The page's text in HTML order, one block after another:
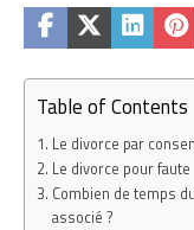
Table of Contents
Le divorce par
Le divorce pour faute
Combien de temps
associé ?